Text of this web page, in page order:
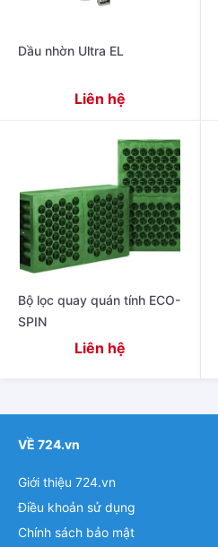
Dầu nhờn Ultra EL
Liên hệ
Bộ lọc quay quán tính ECO-
SPIN
Liên hệ
VỀ 724.vn
Giới thiệu 724.vn
Điều khoản sử dụng
Chính sách bảo mật